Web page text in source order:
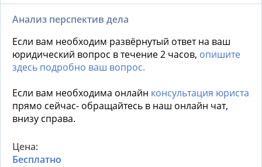
Анализ перспектив дела
Если вам необходим развёрнутый ответ на ваш
юридический вопрос в течение 2 часов, опишите
здесь подробно ваш вопрос.
Если вам необходима онлайн консультация юриста
прямо сейчас- обращайтесь в наш онлайн чат,
внизу справа.
Бесплатно